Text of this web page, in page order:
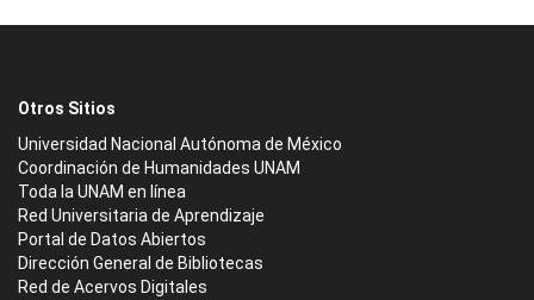
Otros Sitios
Universidad Nacional Autónoma de México
Coordinación de Humanidades UNAM
Toda la UNAM en línea
Red Universitaria de Aprendizaje
Portal de Datos Abiertos
Dirección General de Bibliotecas
Red de Acervos Digitales